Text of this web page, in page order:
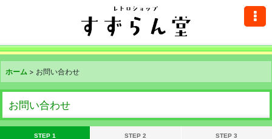
ホーム > お問い合わせ
お問い合わせ
STEP 1
STEP 2
STEP 3